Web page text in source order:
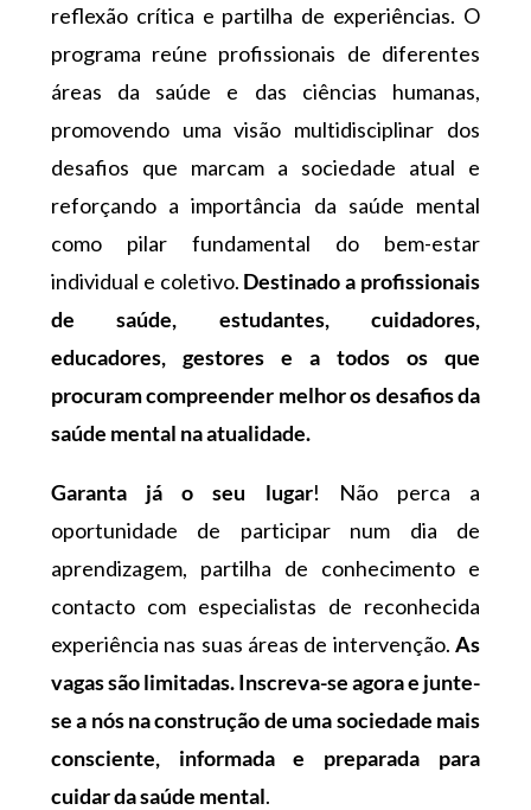
reflexão crítica e partilha de experiências. O
programa reúne profissionais de diferentes
áreas da saúde e das ciências humanas,
promovendo uma visão multidisciplinar dos
desafios que marcam a sociedade atual e
reforçando a importância da saúde mental
como pilar fundamental do bem-estar
individual e coletivo. Destinado a profissionais
de saúde, estudantes, cuidadores,
educadores, gestores e a todos os que
procuram compreender melhor os desafios da
saúde mental na atualidade.
Garanta já o seu lugar! Não perca a
oportunidade de participar num dia de
aprendizagem, partilha de conhecimento e
contacto com especialistas de reconhecida
experiência nas suas áreas de intervenção.As
vagas são limitadas. Inscreva-se agora e junte-
se a nós na construção de uma sociedade mais
consciente, informada e preparada para
cuidar da saúde mental.